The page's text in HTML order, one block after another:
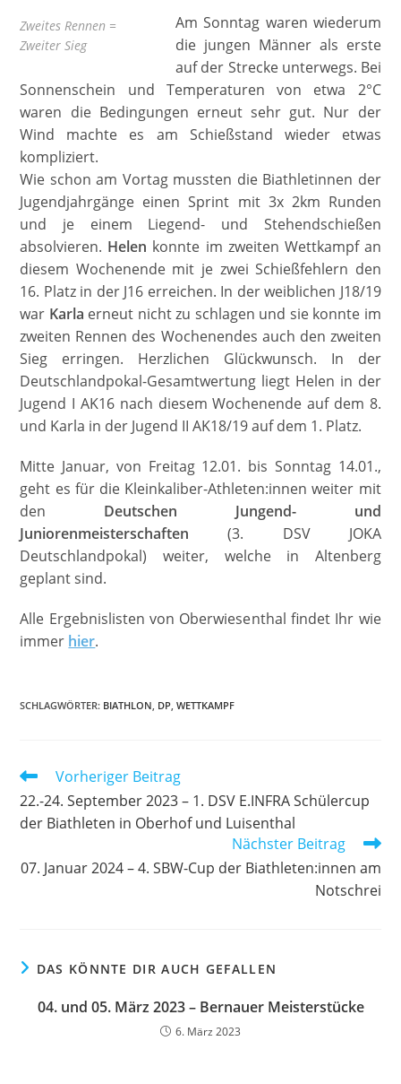
Zweites Rennen =
Zweiter Sieg
Am Sonntag waren wiederum
die jungen Männer als erste
auf der Strecke unterwegs. Bei
Sonnenschein und Temperaturen von etwa 2°C
waren die Bedingungen erneut sehr gut. Nur der
Wind machte es am Schießstand wieder etwas
kompliziert.
Wie schon am Vortag mussten die Biathletinnen der
Jugendjahrgänge einen Sprint mit 3x 2km Runden
und je einem Liegend- und Stehendschießen
absolvieren. Helen konnte im zweiten Wettkampf an
diesem Wochenende mit je zwei Schießfehlern den
16. Platz in der J16 erreichen. In der weiblichen J18/19
war Karla erneut nicht zu schlagen und sie konnte im
zweiten Rennen des Wochenendes auch den zweiten
Sieg erringen. Herzlichen Glückwunsch. In der
Deutschlandpokal-Gesamtwertung liegt Helen in der
Jugend I AK16 nach diesem Wochenende auf dem 8.
und Karla in der Jugend II AK18/19 auf dem 1. Platz.
Mitte Januar, von Freitag 12.01. bis Sonntag 14.01.,
geht es für die Kleinkaliber-Athleten:innen weiter mit
den Deutschen Jungend- und
Juniorenmeisterschaften (3. DSV JOKA
Deutschlandpokal) weiter, welche in Altenberg
geplant sind.
Alle Ergebnislisten von Oberwiesenthal findet Ihr wie
immer hier.
SCHLAGWÖRTER: BIATHLON, DP, WETTKAMPF
Weitere
Artikel
ansehen
Vorheriger Beitrag
22.-24. September 2023 – 1. DSV E.INFRA Schülercup
der Biathleten in Oberhof und Luisenthal
Nächster Beitrag
07. Januar 2024 – 4. SBW-Cup der Biathleten:innen am
Notschrei
DAS KÖNNTE DIR AUCH GEFALLEN
04. und 05. März 2023 – Bernauer Meisterstücke
6. März 2023